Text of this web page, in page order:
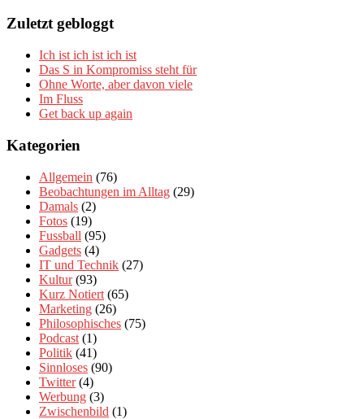
Zuletzt gebloggt
Ich ist ich ist ich ist
Das S in Kompromiss steht für
Ohne Worte, aber davon viele
Im Fluss
Get back up again
Kategorien
Allgemein (76)
Beobachtungen im Alltag (29)
Damals (2)
Fotos (19)
Fussball (95)
Gadgets (4)
IT und Technik (27)
Kultur(93)
Kurz Notiert (65)
Marketing (26)
Philosophisches (75)
Podcast (1)
Politik (41)
Sinnloses (90)
Twitter(4)
Werbung (3)
Zwischenbild (1)